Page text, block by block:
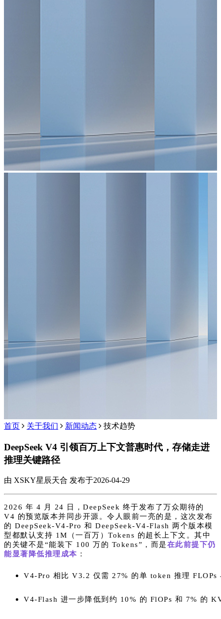
首页 关于我们 新闻动态 技术趋势
DeepSeek V4 引领百万上下文普惠时代，存储走进
推理关键路径
由 XSKY星辰天合 发布于2026-04-29
2026 年 4 月 24 日，DeepSeek 终于发布了万众期待的
V4 的预览版本并同步开源。令人眼前一亮的是，这次发布
的 DeepSeek-V4-Pro 和 DeepSeek-V4-Flash 两个版本模
型都默认支持 1M（一百万）Tokens 的超长上下文。其中
的关键不是“能装下 100 万的 Tokens”，而是在此前提下仍
能显著降低推理成本 ：
V4-Pro 相比 V3.2 仅需 27% 的单 token 推理
V4-Flash 进一步降低到约 10% 的 FlOPs 和 7% 的